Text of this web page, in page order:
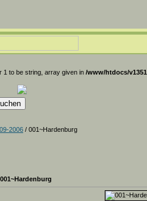
1 to be string, array given in /www/htdocs/
2006 / 001~Hardenburg
001~Hardenburg